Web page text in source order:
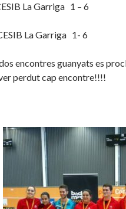
La Garriga 1 – 6
La Garriga 1- 6
encontres guanyats es
perdut cap encontre!!!!